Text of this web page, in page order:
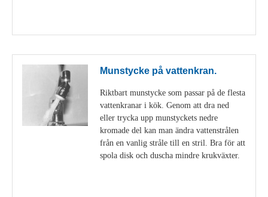
Munstycke på vattenkran.
Riktbart munstycke som passar på de flesta
vattenkranar i kök. Genom att dra ned
eller trycka upp munstyckets nedre
kromade del kan man ändra vattenstrålen
från en vanlig stråle till en stril. Bra för att
spola disk och duscha mindre krukväxter.